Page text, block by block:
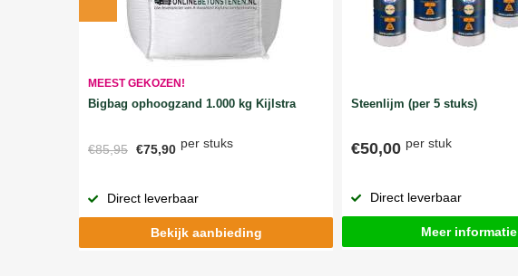
MEEST GEKOZEN!
Bigbag ophoogzand 1.000 kg Kijlstra
€85,95 €75,90 per stuks
Direct leverbaar
Bekijk aanbieding
Steenlijm (per 5 stuks)
€50,00 per stuk
Direct leverbaar
Meer informatie